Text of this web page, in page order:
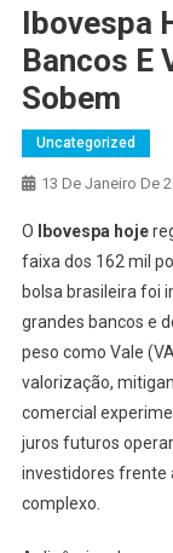
Ibovespa
Bancos E
Sobem
Uncategorized
13 De Janeiro De
O Ibovespa hoje
faixa dos 162 mil
bolsa brasileira foi
grandes bancos e
peso como Vale
valorização,
comercial
juros futuros
investidores frente
complexo.